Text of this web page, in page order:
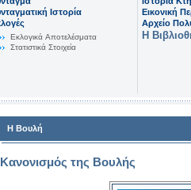
Ιστορία
Eκλογικά Aποτελέσματα
Στατιστικά Στοιχεία
Εικονική
Αρχείο
Η
Η Βουλή
Κανονισμός της Βουλής